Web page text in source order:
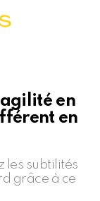
agilité en
en
les subtilités
grâce à ce